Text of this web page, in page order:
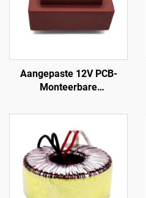
Aangepaste 12V PCB-
Monteerbare
400V Transformator met
110V 220V 240V Ingang
380V 24V 36V Uitgang
50Hz Frekwensie